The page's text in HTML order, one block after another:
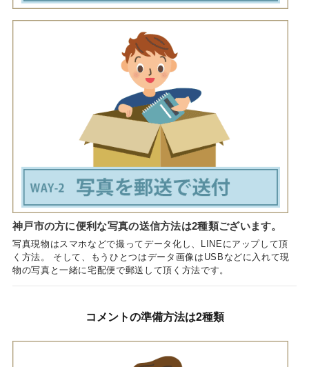
神戸市の方に便利な写真の送信方法は2種類ございます。
写真現物はスマホなどで撮ってデータ化し、LINEにアップして頂
く方法。 そして、もうひとつはデータ画像はUSBなどに入れて現
物の写真と一緒に宅配便で郵送して頂く方法です。
コメントの準備方法は2種類